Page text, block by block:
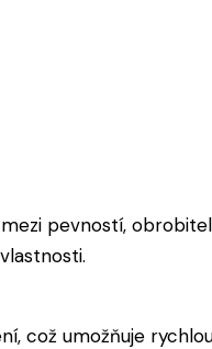
pevností,
což umožňuje